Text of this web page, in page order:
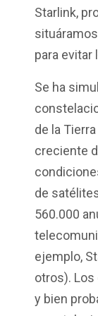
Starlink,
para evitar
Se ha
de la
creciente
de
560.000
ejemplo,
otros).
y bien